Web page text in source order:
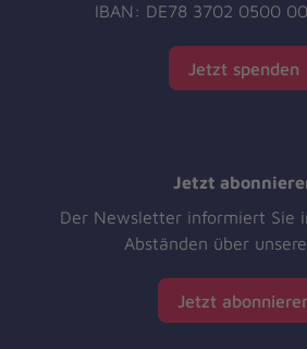
IBAN: DE78 3702 0500
Jetzt spenden
Jetzt
Der Newsletter informiert Sie
Abständen über
Jetzt